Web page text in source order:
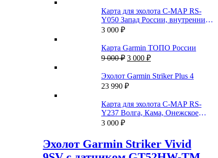
Карта для эхолота C-MAP RS-
Y050 Запад России, внутренние
пути
3 000 ₽
Карта Garmin ТОПО России
9 000₽ Первоначальная
составляла
9
3 000 ₽Текущая
3
Эхолот Garmin Striker Plus 4
23 990 ₽
Карта для эхолота C-MAP RS-
Y237 Волга, Кама, Онежское
озеро, и каналы
3 000 ₽
Эхолот Garmin Striker Vivid